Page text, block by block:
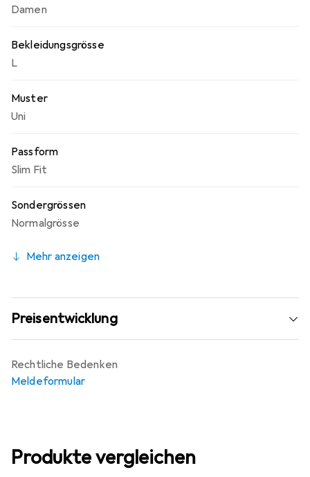
Damen
Bekleidungsgrösse
L
Muster
Uni
Passform
Slim Fit
Sondergrössen
Normalgrösse
Mehr anzeigen
Preisentwicklung
Rechtliche Bedenken
Meldeformular
Produkte vergleichen